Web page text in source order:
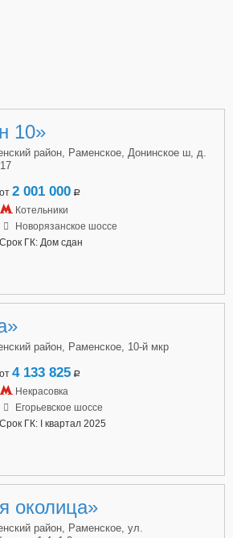
10»
район, Раменское, Донинское ш, д.
от 2 001 000 a
Котельники
Новорязанское шоссе
Срок ГК: Дом сдан
район, Раменское, 10-й мкр
от 4 133 825 a
Некрасовка
Егорьевское шоссе
Срок ГК: I квартал 2025
околица»
район, Раменское, ул.